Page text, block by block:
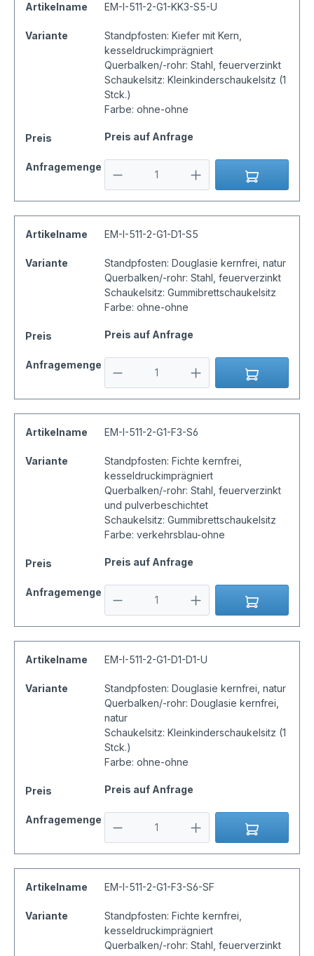
Artikelname EM-I-511-2-G1-KK3-S5-U
Variante
Standpfosten: Kiefer mit Kern,
kesseldruckimprägniert
Querbalken/-rohr: Stahl, feuerverzinkt
Schaukelsitz: Kleinkinderschaukelsitz (1
Stck.)
Farbe: ohne-ohne
Preis Preis auf Anfrage
Anfragemenge
Artikelname EM-I-511-2-G1-D1-S5
Variante
Standpfosten: Douglasie kernfrei, natur
Querbalken/-rohr: Stahl, feuerverzinkt
Schaukelsitz: Gummibrettschaukelsitz
Farbe: ohne-ohne
Preis Preis auf Anfrage
Anfragemenge
Artikelname EM-I-511-2-G1-F3-S6
Variante
Standpfosten: Fichte kernfrei,
kesseldruckimprägniert
Querbalken/-rohr: Stahl, feuerverzinkt
und pulverbeschichtet
Schaukelsitz: Gummibrettschaukelsitz
Farbe: verkehrsblau-ohne
Preis Preis auf Anfrage
Anfragemenge
Artikelname EM-I-511-2-G1-D1-D1-U
Variante
Standpfosten: Douglasie kernfrei, natur
Querbalken/-rohr: Douglasie kernfrei,
natur
Schaukelsitz: Kleinkinderschaukelsitz (1
Stck.)
Farbe: ohne-ohne
Preis Preis auf Anfrage
Anfragemenge
Artikelname EM-I-511-2-G1-F3-S6-SF
Variante
Standpfosten: Fichte kernfrei,
kesseldruckimprägniert
Querbalken/-rohr: Stahl, feuerverzinkt